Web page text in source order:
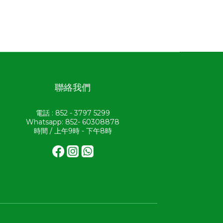
聯絡我們
電話 : 852 - 3797 5299
Whatsapp: 852- 60308878
時間 / 上午9時 - 下午8時